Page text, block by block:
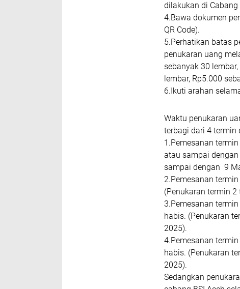
dilakukan di
4.Bawa dokumen
QR Code).
5.Perhatikan batas
penukaran uang
sebanyak 30
lembar, Rp5.000
6.Ikuti arahan
Waktu penukaran
terbagi dari 4 termin
1.Pemesanan
atau sampai
sampai dengan 9
2.Pemesanan
(Penukaran termin
3.Pemesanan
habis. (Penukaran
2025).
4.Pemesanan
habis. (Penukaran
2025).
Sedangkan